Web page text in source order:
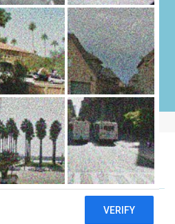
ГЕНЕРАТОРИ
ГЕНЕРАТОРИ
ГЕНЕРАТОРИ
ВІД ВВП
EnerSol SG-3
3